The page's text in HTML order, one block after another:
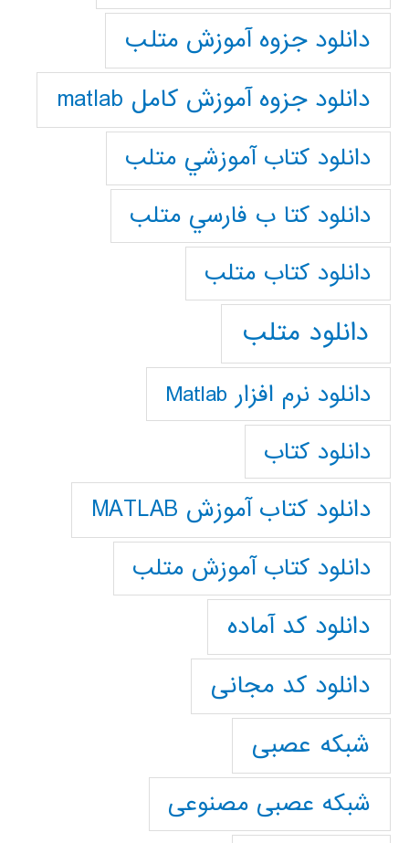
دانلود جزوه آموزش متلب
دانلود جزوه آموزش کامل matlab
دانلود كتاب آموزشي متلب
دانلود كتا ب فارسي متلب
دانلود كتاب متلب
دانلود متلب
دانلود نرم افزار Matlab
دانلود کتاب
دانلود کتاب آموزش MATLAB
دانلود کتاب آموزش متلب
دانلود کد آماده
دانلود کد مجانی
شبکه عصبی
شبکه عصبی مصنوعی